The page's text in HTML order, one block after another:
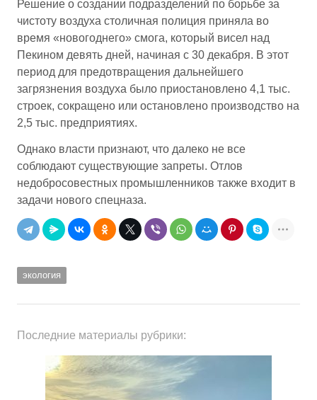
Решение о создании подразделений по борьбе за
чистоту воздуха столичная полиция приняла во
время «новогоднего» смога, который висел над
Пекином девять дней, начиная с 30 декабря. В этот
период для предотвращения дальнейшего
загрязнения воздуха было приостановлено 4,1 тыс.
строек, сокращено или остановлено производство на
2,5 тыс. предприятиях.
Однако власти признают, что далеко не все
соблюдают существующие запреты. Отлов
недобросовестных промышленников также входит в
задачи нового спецназа.
экология
Последние материалы рубрики: